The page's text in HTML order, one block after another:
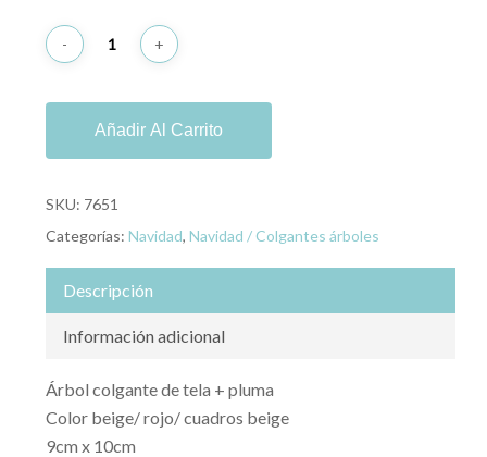
Añadir Al Carrito
SKU: 7651
Categorías: Navidad, Navidad / Colgantes árboles
Descripción
Información adicional
Árbol colgante de tela + pluma
Color beige/ rojo/ cuadros beige
9cm x 10cm